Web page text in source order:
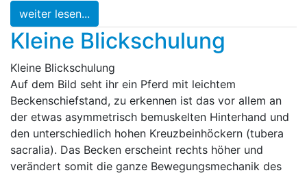
weiter lesen...
Kleine Blickschulung
Kleine Blickschulung
Auf dem Bild seht ihr ein Pferd mit leichtem
Beckenschiefstand, zu erkennen ist das vor allem an
der etwas asymmetrisch bemuskelten Hinterhand und
den unterschiedlich hohen Kreuzbeinhöckern (tubera
sacralia). Das Becken erscheint rechts höher und
verändert somit die ganze Bewegungsmechanik des